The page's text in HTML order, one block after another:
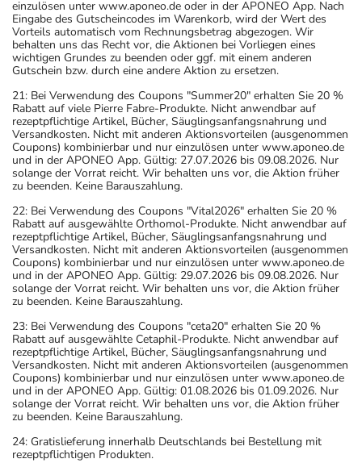
einzulösen unter www.aponeo.de oder in der APONEO App. Nach
Eingabe des Gutscheincodes im Warenkorb, wird der Wert des
Vorteils automatisch vom Rechnungsbetrag abgezogen. Wir
behalten uns das Recht vor, die Aktionen bei Vorliegen eines
wichtigen Grundes zu beenden oder ggf. mit einem anderen
Gutschein bzw. durch eine andere Aktion zu ersetzen.
21: Bei Verwendung des Coupons "Summer20" erhalten Sie 20 %
Rabatt auf viele Pierre Fabre-Produkte. Nicht anwendbar auf
rezeptpflichtige Artikel, Bücher, Säuglingsanfangsnahrung und
Versandkosten. Nicht mit anderen Aktionsvorteilen (ausgenommen
Coupons) kombinierbar und nur einzulösen unter www.aponeo.de
und in der APONEO App. Gültig: 27.07.2026 bis 09.08.2026. Nur
solange der Vorrat reicht. Wir behalten uns vor, die Aktion früher
zu beenden. Keine Barauszahlung.
22: Bei Verwendung des Coupons "Vital2026" erhalten Sie 20 %
Rabatt auf ausgewählte Orthomol-Produkte. Nicht anwendbar auf
rezeptpflichtige Artikel, Bücher, Säuglingsanfangsnahrung und
Versandkosten. Nicht mit anderen Aktionsvorteilen (ausgenommen
Coupons) kombinierbar und nur einzulösen unter www.aponeo.de
und in der APONEO App. Gültig: 29.07.2026 bis 09.08.2026. Nur
solange der Vorrat reicht. Wir behalten uns vor, die Aktion früher
zu beenden. Keine Barauszahlung.
23: Bei Verwendung des Coupons "ceta20" erhalten Sie 20 %
Rabatt auf ausgewählte Cetaphil-Produkte. Nicht anwendbar auf
rezeptpflichtige Artikel, Bücher, Säuglingsanfangsnahrung und
Versandkosten. Nicht mit anderen Aktionsvorteilen (ausgenommen
Coupons) kombinierbar und nur einzulösen unter www.aponeo.de
und in der APONEO App. Gültig: 01.08.2026 bis 01.09.2026. Nur
solange der Vorrat reicht. Wir behalten uns vor, die Aktion früher
zu beenden. Keine Barauszahlung.
24: Gratislieferung innerhalb Deutschlands bei Bestellung mit
rezeptpflichtigen Produkten.